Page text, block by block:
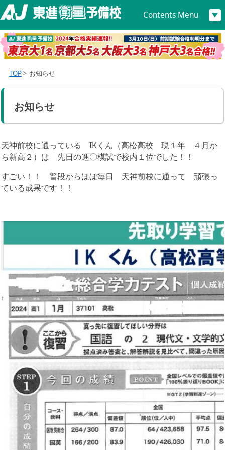
Contents Menu
TOP お知らせ
お知らせ
天神前校に通っている IKくん（高松高校 現１年 ４月か
ら新高２）は 先日の進〇模試で校内１位でした！！
すごい！！ 普段からほぼ毎日 天神前校に通って 頑張っ
ている成果です！！